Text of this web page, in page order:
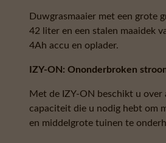
Duwgrasmaaier met een grote
42 liter en een stalen maaidek
4Ah accu en oplader.
IZY-ON: Ononderbroken
Met de IZY-ON beschikt u over
capaciteit die u nodig hebt om
en middelgrote tuinen te